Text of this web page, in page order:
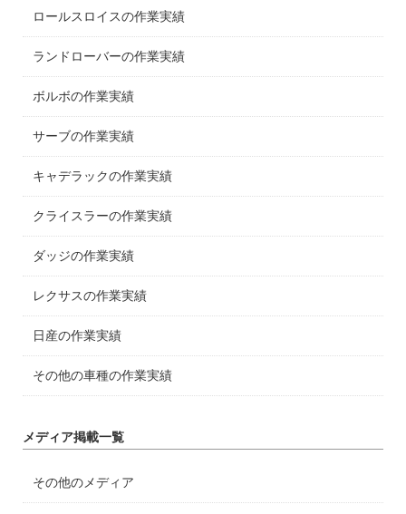
ロールスロイスの作業実績
ランドローバーの作業実績
ボルボの作業実績
サーブの作業実績
キャデラックの作業実績
クライスラーの作業実績
ダッジの作業実績
レクサスの作業実績
日産の作業実績
その他の車種の作業実績
メディア掲載一覧
その他のメディア